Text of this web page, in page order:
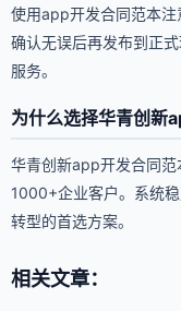
使用app开发合同范本注
确认无误后再发布到正
服务。
为什么选择华青创新
华青创新app开发合同
1000+企业客户。系统
转型的首选方案。
相关文章：